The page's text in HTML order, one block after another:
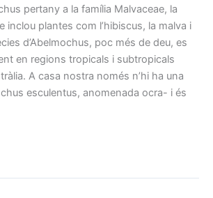
pertany a la família Malvaceae, la
inclou plantes com l’hibiscus, la malva i
d’Abelmochus, poc més de deu, es
en regions tropicals i subtropicals
A casa nostra només n’hi ha una
esculentus, anomenada ocra- i és